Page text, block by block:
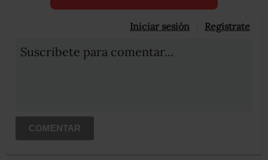
Iniciar sesión Registrate
Suscribete para comentar...
COMENTAR